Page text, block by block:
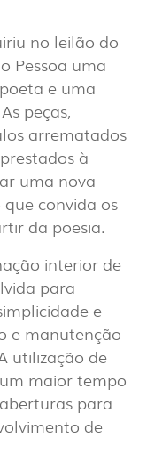
no leilão do
Pessoa uma
e uma
peças,
arrematados
à
uma nova
convida os
da poesia.
interior de
para
e
e manutenção
utilização de
maior tempo
para
de